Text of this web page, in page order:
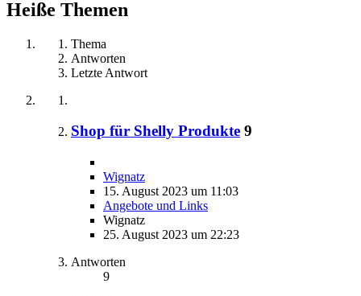
Heiße Themen
Thema
Antworten
Letzte Antwort
Shop für Shelly Produkte 9
Wignatz
15. August 2023 um 11:03
Angebote und Links
Wignatz
25. August 2023 um 22:23
Antworten
9